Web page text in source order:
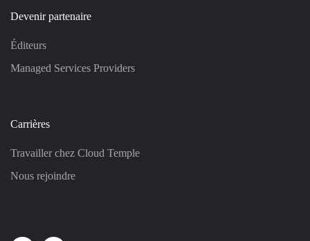
Devenir partenaire
Éditeurs
Managed Services Providers
Carrières
Travailler chez Cloud Temple
Nous rejoindre